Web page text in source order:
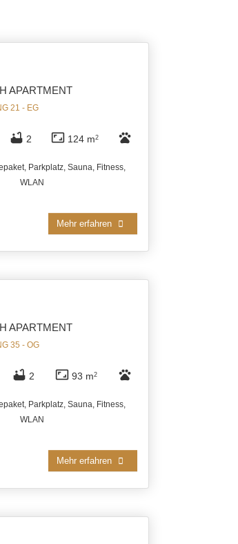
APARTMENT
21 - EG
bathtub 2 aspect_ratio 124 m2 pets
Parkplatz, Sauna, Fitness,
WLAN
Mehr erfahren
APARTMENT
35 - OG
bathtub 2 aspect_ratio 93 m2 pets
Parkplatz, Sauna, Fitness,
WLAN
Mehr erfahren